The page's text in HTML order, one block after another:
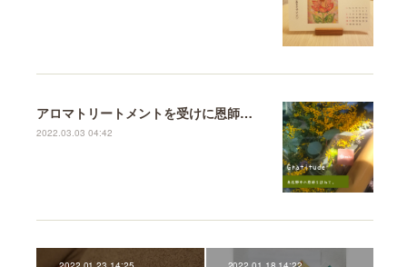
アロマトリートメントを受けに恩師のもとへ♪
2022.03.03 04:42